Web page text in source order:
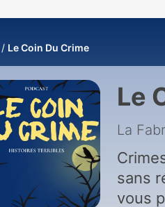
Le Coin Du Crime
Le
La
sans
vous